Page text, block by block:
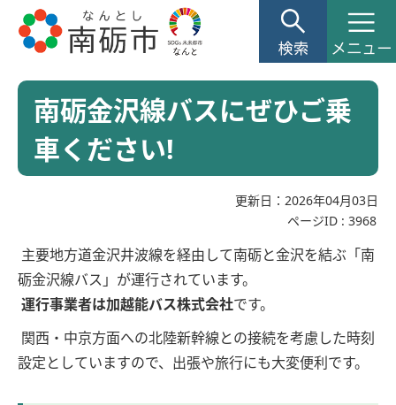
南砺金沢線バスにぜひご乗
車ください!
更新日：2026年04月03日
ページID : 3968
主要地方道金沢井波線を経由して南砺と金沢を結ぶ「南
砺金沢線バス」が運行されています。
運行事業者は加越能バス株式会社です。
関西・中京方面への北陸新幹線との接続を考慮した時刻
設定としていますので、出張や旅行にも大変便利です。